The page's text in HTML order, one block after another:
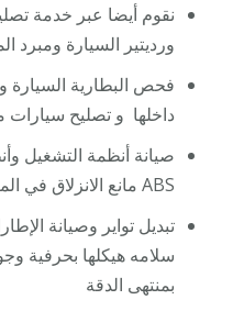
نقوم أيضا عبر خدمة
ورديتير السيارة ومبرد
فحص البطارية السيارة
داخلها و تصليح سيارات
صيانة أنظمة التشغيل
ABS مانع الانزلاق في المنحدرات
تبديل تواير وصيانة
سلامه هيكلها بحرفية
بمنتهى الدقة